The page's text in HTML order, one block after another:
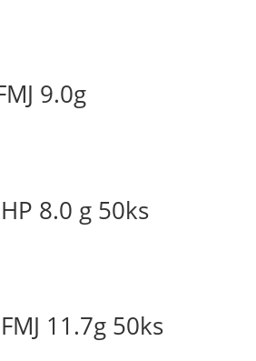
9.0g
8.0 g 50ks
11.7g 50ks